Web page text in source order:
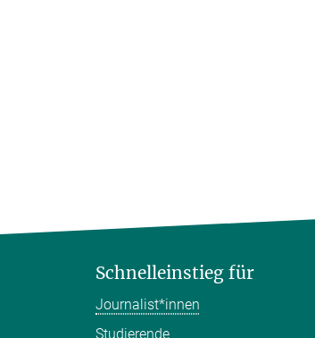
Schnelleinstieg für
Journalist*innen
Studierende